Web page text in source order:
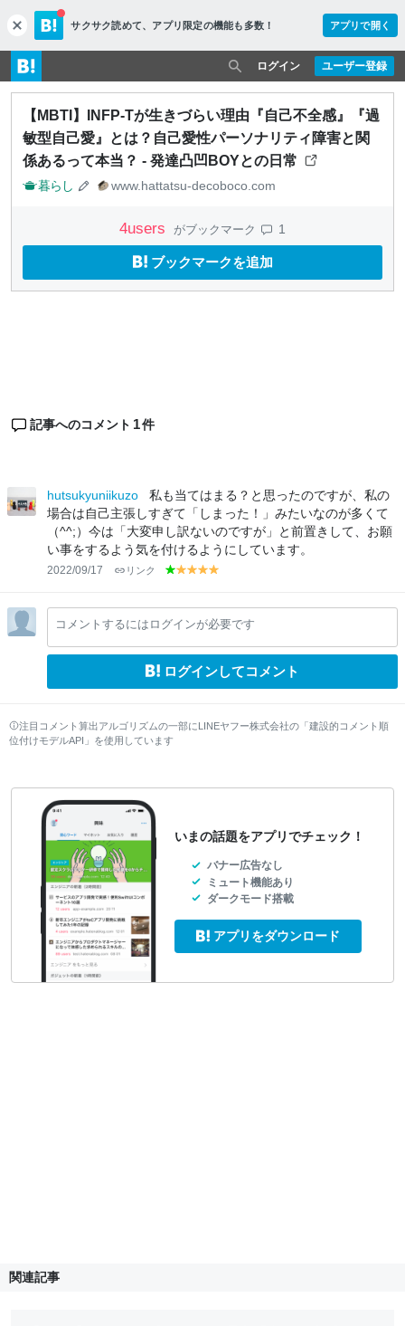
c
l
o
s
e
サクサク読めて、 アプリ限定の機能も多数！ アプリで開く
ユーザー登録
ログイン
【MBTI】INFP-Tが生きづらい理由『自己不全感』『過
敏型自己愛』とは？自己愛性パーソナリティ障害と関
係あるって本当？ - 発達凸凹BOYとの日常
暮らし www.hattatsu-decoboco.com
4users がブックマーク 1
ブックマークを追加
記事へのコメント 1件
hutsukyuniikuzo
私も当てはまる？と思ったのですが、私の
場合は自己主張しすぎて「しまった！」みたいなのが多くて
（^^;）今は「大変申し訳ないのですが」と前置きして、お願
い事をするよう気を付けるようにしています。
2022/09/17 リンク
g
e
e
n
y
lo
w
y
lo
w
y
lo
w
lo
w
コメントするにはログインが必要です
ログインしてコメント
注目コメント算出アルゴリズムの一部にLINEヤフー株式会社の「建設的コメント順
位付けモデルAPI」を使用しています
いまの話題をアプリでチェック！
バナー広告なし
ミュート機能あり
ダークモード搭載
アプリをダウンロード
関連記事